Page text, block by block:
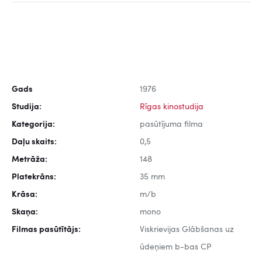
Gads 1976
Studija: Rīgas kinostudija
Kategorija: pasūtījuma filma
Daļu skaits: 0,5
Metrāža: 148
Platekrāns: 35 mm
Krāsa: m/b
Skaņa: mono
Filmas pasūtītājs: Viskrievijas Glābšanas uz
ūdeņiem b-bas CP